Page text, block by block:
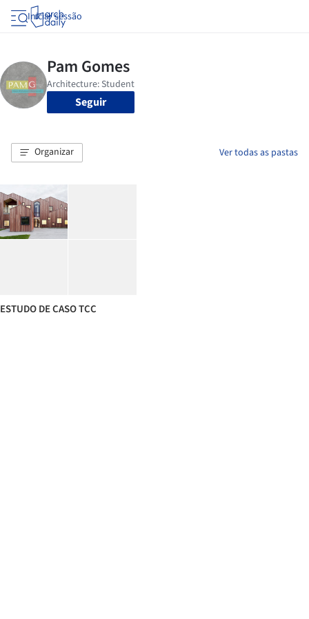
Iniciar sessão
Seguir
Organizar Ver todas as pastas
ESTUDO DE CASO TCC